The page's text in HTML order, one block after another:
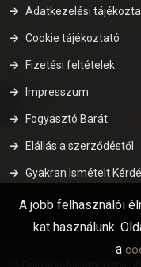
Adatkezelési
Cookie tájékoztató
Fizetési feltételek
Impresszum
Fogyasztó Barát
Elállás a szerződéstől
Gyakran Ismételt
A jobb felhasználói
kat használunk.
a